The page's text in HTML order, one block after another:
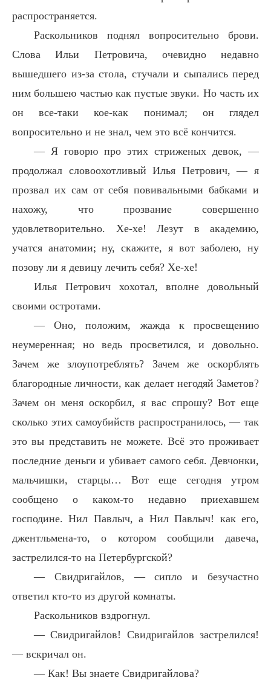
распространяется.
Раскольников поднял вопросительно брови.
Слова Ильи Петровича, очевидно недавно
вышедшего из-за стола, стучали и сыпались перед
ним большею частью как пустые звуки. Но часть их
он все-таки кое-как понимал; он глядел
вопросительно и не знал, чем это всё кончится.
— Я говорю про этих стриженых девок, —
продолжал словоохотливый Илья Петрович, — я
прозвал их сам от себя повивальными бабками и
нахожу, что прозвание совершенно
удовлетворительно. Хе-хе! Лезут в академию,
учатся анатомии; ну, скажите, я вот заболею, ну
позову ли я девицу лечить себя? Хе-хе!
Илья Петрович хохотал, вполне довольный
своими остротами.
— Оно, положим, жажда к просвещению
неумеренная; но ведь просветился, и довольно.
Зачем же злоупотреблять? Зачем же оскорблять
благородные личности, как делает негодяй Заметов?
Зачем он меня оскорбил, я вас спрошу? Вот еще
сколько этих самоубийств распространилось, — так
это вы представить не можете. Всё это проживает
последние деньги и убивает самого себя. Девчонки,
мальчишки, старцы… Вот еще сегодня утром
сообщено о каком-то недавно приехавшем
господине. Нил Павлыч, а Нил Павлыч! как его,
джентльмена-то, о котором сообщили давеча,
застрелился-то на Петербургской?
— Свидригайлов, — сипло и безучастно
ответил кто-то из другой комнаты.
Раскольников вздрогнул.
— Свидригайлов! Свидригайлов застрелился!
— вскричал он.
— Как! Вы знаете Свидригайлова?